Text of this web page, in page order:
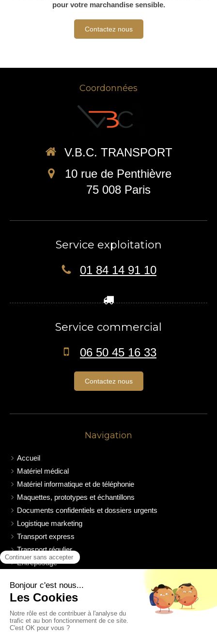
pour votre marchandise sensible.
Contactez nous
Coordonnées
V.B.C. TRANSPORT
10 rue de Penthièvre
75 008 Paris
Service exploitation
01 84 14 91 10
Service commercial
06 50 45 16 33
Contactez nous
Navigation
Accueil
Matériel médical
Matériel informatique et de téléphonie
Maquettes, prototypes et échantillons
Documents confidentiels et dossiers urgents
Logistique marketing
Transport express
Transport régulier
Entreposage
Notre société
Livre d'or
Contact V.B.C TRANSPORT
Nos partenaires